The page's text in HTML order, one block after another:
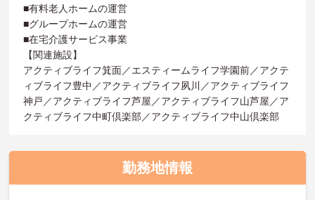
■有料老人ホームの運営
■グループホームの運営
■在宅介護サービス事業
【関連施設】
アクティブライフ箕面／エスティームライフ学園前／アクテ
ィブライフ豊中／アクティブライフ夙川／アクティブライフ
神戸／アクティブライフ芦屋／アクティブライフ山芦屋／ア
クティブライフ中町倶楽部／アクティブライフ中山倶楽部
勤務地情報